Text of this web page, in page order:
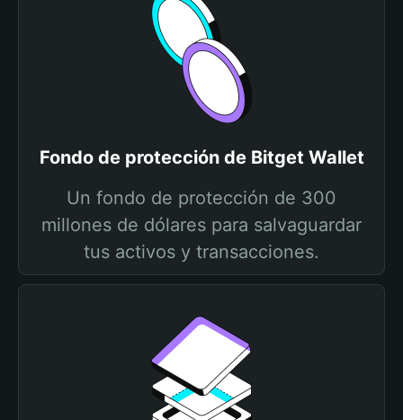
Fondo de protección de Bitget Wallet
Un fondo de protección de 300
millones de dólares para salvaguardar
tus activos y transacciones.